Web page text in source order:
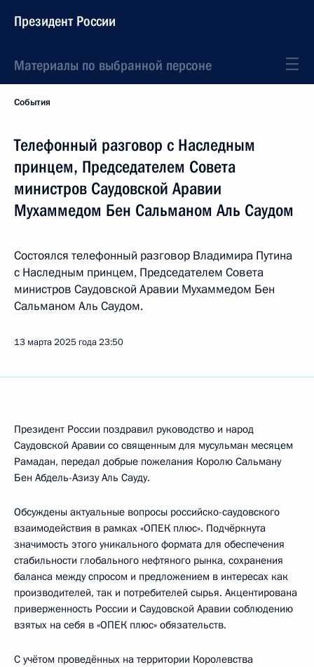
Президент России
Материалы по выбранной персоне
События
Телефонный разговор с Наследным
принцем, Председателем Совета
министров Саудовской Аравии
Мухаммедом Бен Сальманом Аль Саудом
Состоялся телефонный разговор Владимира Путина
с Наследным принцем, Председателем Совета
министров Саудовской Аравии Мухаммедом Бен
Сальманом Аль Саудом.
13 марта 2025 года23:50
Президент России поздравил руководство и народ
Саудовской Аравии со священным для мусульман месяцем
Рамадан, передал добрые пожелания Королю Сальману
Бен Абдель-Азизу Аль Сауду.
Обсуждены актуальные вопросы российско-саудовского
взаимодействия в рамках «ОПЕК плюс». Подчёркнута
значимость этого уникального формата для обеспечения
стабильности глобального нефтяного рынка, сохранения
баланса между спросом и предложением в интересах как
производителей, так и потребителей сырья. Акцентирована
приверженность России и Саудовской Аравии соблюдению
взятых на себя в «ОПЕК плюс» обязательств.
С учётом проведённых на территории Королевства